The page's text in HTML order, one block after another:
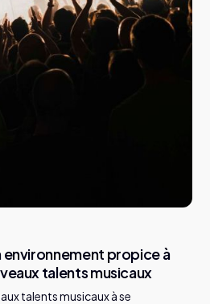
environnement propice à
talents musicaux
talents musicaux à se